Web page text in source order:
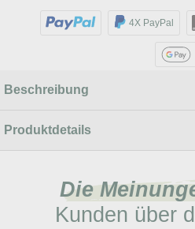
4X PayPal
Beschreibung
Produktdetails
Die
Kunden über